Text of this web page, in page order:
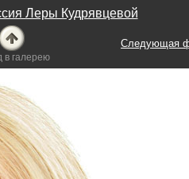
Леры Кудрявцевой
в галерею
Следующая